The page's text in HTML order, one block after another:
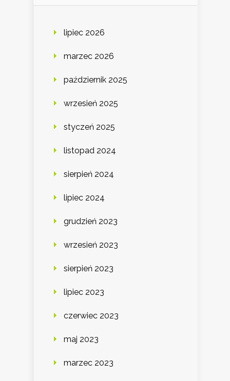
lipiec 2026
marzec 2026
październik 2025
wrzesień 2025
styczeń 2025
listopad 2024
sierpień 2024
lipiec 2024
grudzień 2023
wrzesień 2023
sierpień 2023
lipiec 2023
czerwiec 2023
maj 2023
marzec 2023